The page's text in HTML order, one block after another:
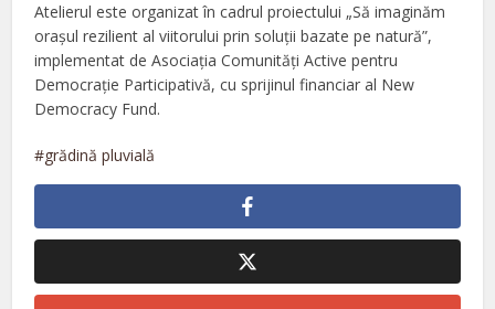
Atelierul este organizat în cadrul proiectului „Să imaginăm
orașul rezilient al viitorului prin soluții bazate pe natură”,
implementat de Asociația Comunități Active pentru
Democrație Participativă, cu sprijinul financiar al New
Democracy Fund.
grădină pluvială